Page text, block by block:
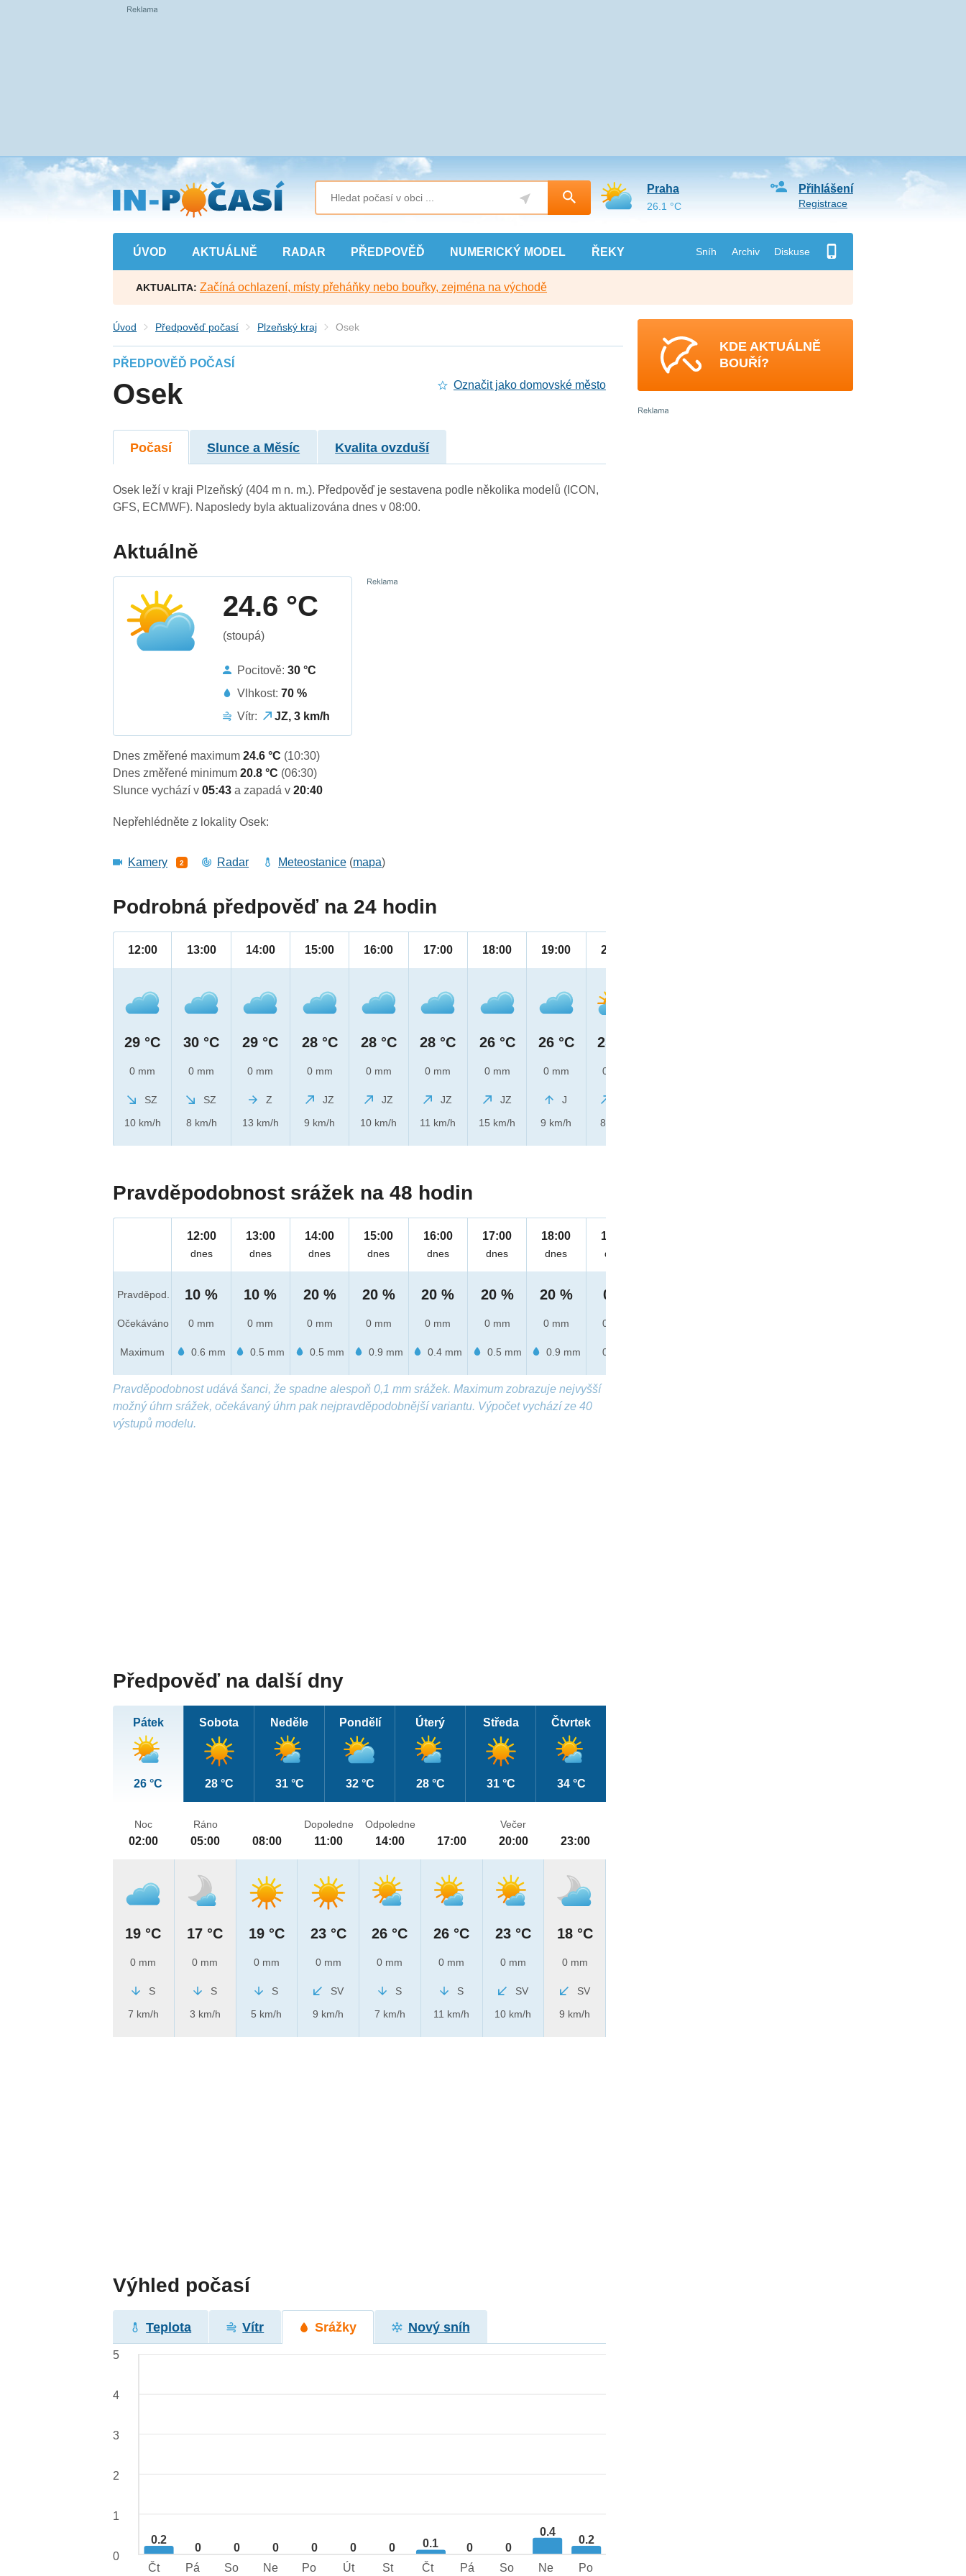
Přejít
na
hlavní
obsah
ÚVOD AKTUÁLNĚ RADAR PŘEDPOVĚĎ NUMERICKÝ MODEL ŘEKY Sníh Archiv Diskuse
Přihlášení
Registrace
Praha
26.1 °C
AKTUALITA: Začíná ochlazení, místy přeháňky nebo bouřky, zejména na východě
Úvod Předpověď počasí Plzeňský kraj Osek
PŘEDPOVĚĎ POČASÍ
Osek Označit jako domovské město
Počasí Slunce a Měsíc Kvalita ovzduší
Osek leží v kraji Plzeňský (404 m n. m.). Předpověď je sestavena podle několika modelů (ICON,
GFS, ECMWF). Naposledy byla aktualizována dnes v 08:00.
Aktuálně
24.6 °C
(stoupá)
Pocitově:30 °C
Vlhkost:70 %
Vítr:
JZ, 3 km/h
Dnes změřené maximum24.6 °C (10:30)
Dnes změřené minimum20.8 °C (06:30)
Slunce vychází v05:43a zapadá v20:40
Nepřehlédněte z lokality Osek:
Kamery 2 Radar Meteostanice (mapa)
Podrobná předpověď na 24 hodin
12:00
29 °C
0 mm
SZ
10 km/h
13:00
30 °C
0 mm
SZ
8 km/h
14:00
29 °C
0 mm
Z
13 km/h
15:00
28 °C
0 mm
JZ
9 km/h
16:00
28 °C
0 mm
JZ
10 km/h
17:00
28 °C
0 mm
JZ
11 km/h
18:00
26 °C
0 mm
JZ
15 km/h
19:00
26 °C
0 mm
J
9 km/h
20:00
25 °C
0 mm
8 km/h
Pravděpodobnost srážek na 48 hodin
Pravděpod.
Očekáváno
Maximum
12:00
dnes
10 %
0 mm
0.6 mm
13:00
dnes
10 %
0 mm
0.5 mm
14:00
dnes
20 %
0 mm
0.5 mm
15:00
dnes
20 %
0 mm
0.9 mm
16:00
dnes
20 %
0 mm
0.4 mm
17:00
dnes
20 %
0 mm
0.5 mm
18:00
dnes
20 %
0 mm
0.9 mm
19:00
dnes
0 %
0 mm
0 mm
Pravděpodobnost udává šanci, že spadne alespoň 0,1 mm srážek. Maximum zobrazuje nejvyšší
možný úhrn srážek, očekávaný úhrn pak nejpravděpodobnější variantu. Výpočet vychází ze 40
výstupů modelu.
Předpověď na další dny
Pátek
26 °C
Sobota
28 °C
Neděle
31 °C
Pondělí
32 °C
Úterý
28 °C
Středa
31 °C
Čtvrtek
34 °C
Noc
02:00
19 °C
0 mm
S
7 km/h
Ráno
05:00
17 °C
0 mm
S
3 km/h
08:00
19 °C
0 mm
S
5 km/h
Dopoledne
11:00
23 °C
0 mm
SV
9 km/h
Odpoledne
14:00
26 °C
0 mm
S
7 km/h
17:00
26 °C
0 mm
S
11 km/h
Večer
20:00
23 °C
0 mm
SV
10 km/h
23:00
18 °C
0 mm
SV
9 km/h
Výhled počasí
Teplota Vítr Srážky Nový sníh
0.2
0 0 0 0 0 0 0.1 0 0
0.4
0.2
5
4
3
2
1
0
Čt
Pá So Ne Po Út St Čt Pá So Ne Po
KDE AKTUÁLNĚ
BOUŘÍ?